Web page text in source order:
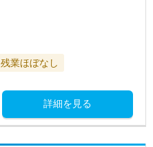
残業ほぼなし
詳細を見る